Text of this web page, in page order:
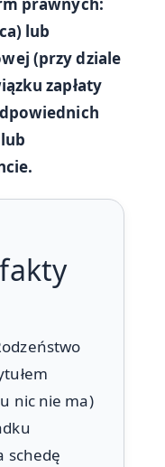
lub
(przy dziale
zapłaty
nic nie ma)
schedę